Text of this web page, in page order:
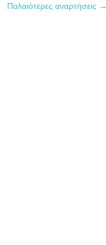
Παλαιότερες αναρτήσεις →